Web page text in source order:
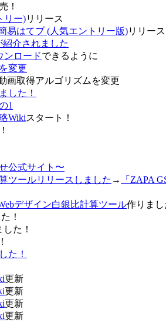
！
リー)リリース
易はてブ (人気エントリー版)リリース
介されました
ンロードできるように
変更
画取得アルゴリズムを変更
した！
1
Wikiスタート！
公式サイト〜
ツールリリースしました →
「ZAPA
デザイン白銀比計算ツール作りまし
！
た！
た！
更新
更新
更新
更新